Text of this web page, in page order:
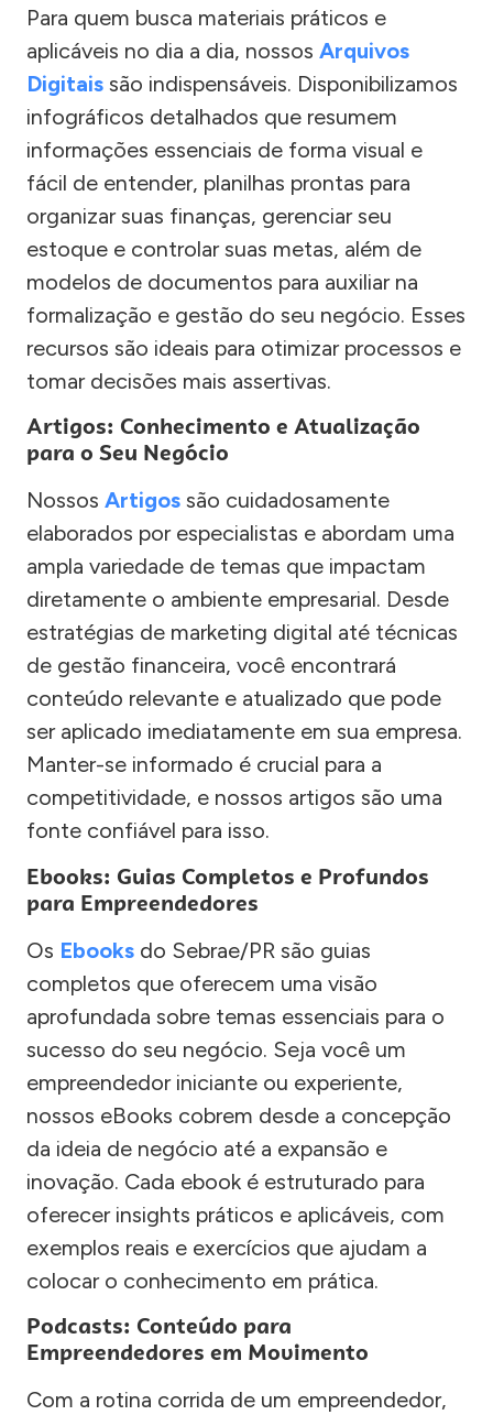
Para quem busca materiais práticos e
aplicáveis no dia a dia, nossos Arquivos
Digitais são indispensáveis. Disponibilizamos
infográficos detalhados que resumem
informações essenciais de forma visual e
fácil de entender, planilhas prontas para
organizar suas finanças, gerenciar seu
estoque e controlar suas metas, além de
modelos de documentos para auxiliar na
formalização e gestão do seu negócio. Esses
recursos são ideais para otimizar processos e
tomar decisões mais assertivas.
Artigos: Conhecimento e Atualização
para o Seu Negócio
Nossos Artigos são cuidadosamente
elaborados por especialistas e abordam uma
ampla variedade de temas que impactam
diretamente o ambiente empresarial. Desde
estratégias de marketing digital até técnicas
de gestão financeira, você encontrará
conteúdo relevante e atualizado que pode
ser aplicado imediatamente em sua empresa.
Manter-se informado é crucial para a
competitividade, e nossos artigos são uma
fonte confiável para isso.
Ebooks: Guias Completos e Profundos
para Empreendedores
Os Ebooks do Sebrae/PR são guias
completos que oferecem uma visão
aprofundada sobre temas essenciais para o
sucesso do seu negócio. Seja você um
empreendedor iniciante ou experiente,
nossos eBooks cobrem desde a concepção
da ideia de negócio até a expansão e
inovação. Cada ebook é estruturado para
oferecer insights práticos e aplicáveis, com
exemplos reais e exercícios que ajudam a
colocar o conhecimento em prática.
Podcasts: Conteúdo para
Empreendedores em Movimento
Com a rotina corrida de um empreendedor,